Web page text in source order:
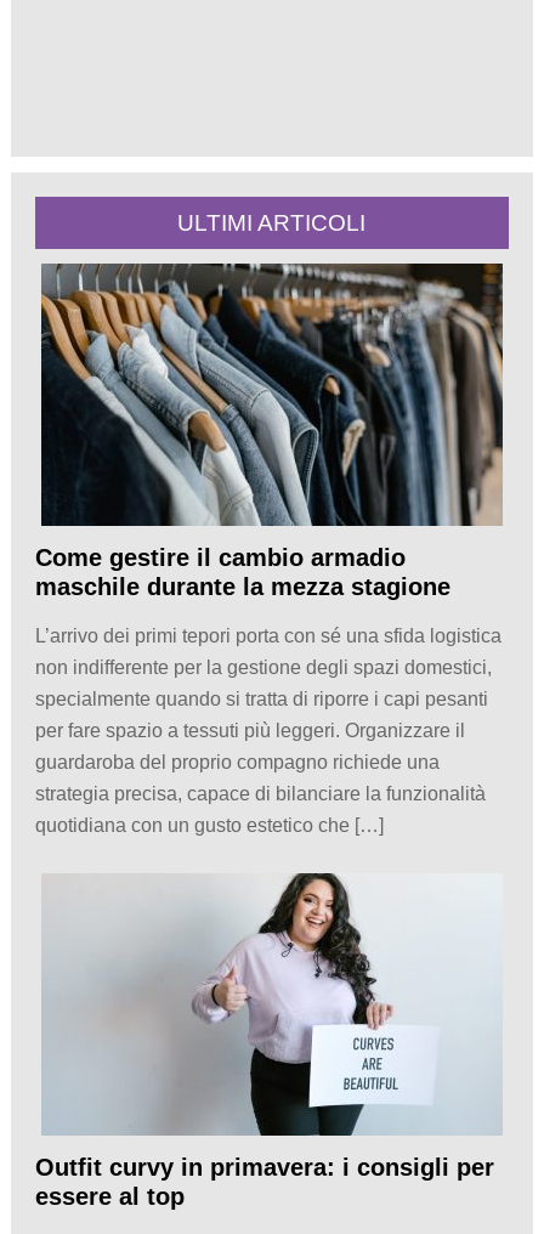
ULTIMI ARTICOLI
Come gestire il cambio armadio
maschile durante la mezza stagione
L’arrivo dei primi tepori porta con sé una sfida logistica
non indifferente per la gestione degli spazi domestici,
specialmente quando si tratta di riporre i capi pesanti
per fare spazio a tessuti più leggeri. Organizzare il
guardaroba del proprio compagno richiede una
strategia precisa, capace di bilanciare la funzionalità
quotidiana con un gusto estetico che […]
Outfit curvy in primavera: i consigli per
essere al top